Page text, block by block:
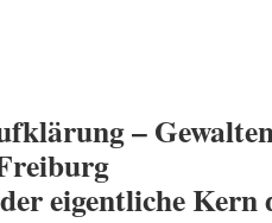
–
eigentliche Kern